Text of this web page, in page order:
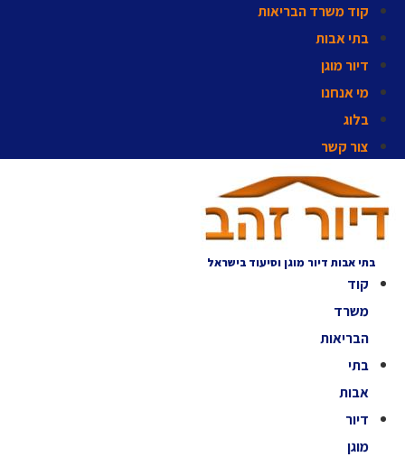
קוד משרד הבריאות
בתי אבות
דיור מוגן
מי אנחנו
בלוג
צור קשר
בתי אבות דיור מוגן וסיעוד בישראל
קוד
משרד
הבריאות
בתי
אבות
דיור
מוגן